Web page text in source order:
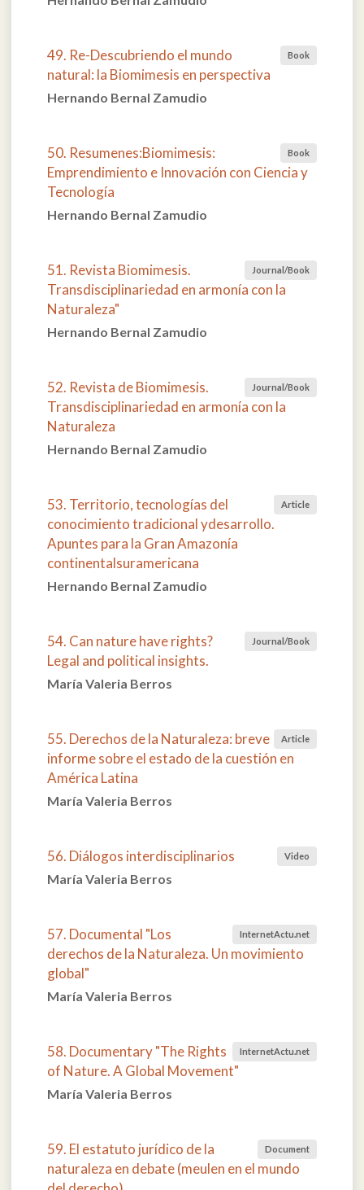
Book
49. Re-Descubriendo el mundo
natural: la Biomimesis en perspectiva
Hernando Bernal Zamudio
Book
50. Resumenes:Biomimesis:
Emprendimiento e Innovación con Ciencia y
Tecnología
Hernando Bernal Zamudio
Journal/Book
51. Revista Biomimesis.
Transdisciplinariedad en armonía con la
Naturaleza"
Hernando Bernal Zamudio
Journal/Book
52. Revista de Biomimesis.
Transdisciplinariedad en armonía con la
Naturaleza
Hernando Bernal Zamudio
Article
53. Territorio, tecnologías del
conocimiento tradicional ydesarrollo.
Apuntes para la Gran Amazonía
continentalsuramericana
Hernando Bernal Zamudio
Journal/Book
54. Can nature have rights?
Legal and political insights.
María Valeria Berros
Article
55. Derechos de la Naturaleza: breve
informe sobre el estado de la cuestión en
América Latina
María Valeria Berros
Video
56. Diálogos interdisciplinarios
María Valeria Berros
InternetActu.net
57. Documental "Los
derechos de la Naturaleza. Un movimiento
global"
María Valeria Berros
InternetActu.net
58. Documentary "The Rights
of Nature. A Global Movement"
María Valeria Berros
Document
59. El estatuto jurídico de la
naturaleza en debate (meulen en el mundo